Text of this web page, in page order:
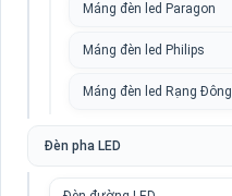
Máng đèn led Paragon
Máng đèn led Philips
Máng đèn led Rạng Đông
Đèn pha LED